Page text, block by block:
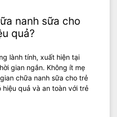
nanh sữa cho
quả?
lành tính, xuất hiện tại
gian ngắn. Không ít mẹ
chữa nanh sữa cho trẻ
hiệu quả và an toàn với trẻ